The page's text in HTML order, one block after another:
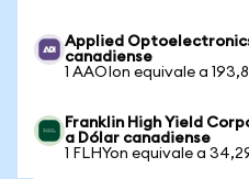
Applied
canadiense
1 AAOIon equivale a
Franklin High Yield
a Dólar canadiense
1 FLHYon equivale a